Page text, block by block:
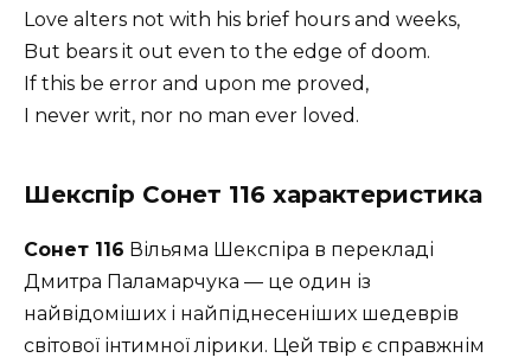
Love alters not with his brief hours and weeks,
But bears it out even to the edge of doom.
If this be error and upon me proved,
I never writ, nor no man ever loved.
Шекспір Сонет 116 характеристика
Сонет 116 Вільяма Шекспіра в перекладі
Дмитра Паламарчука — це один із
найвідоміших і найпіднесеніших шедеврів
світової інтимної лірики. Цей твір є справжнім